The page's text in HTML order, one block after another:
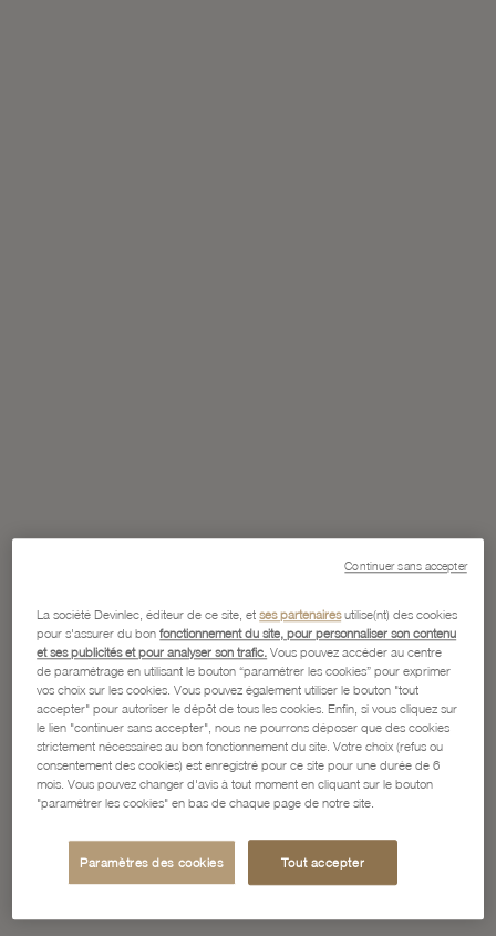
La société Devinlec, éditeur de ce site, etses partenairesutilise(nt) des cookies
pour s'assurer du bonfonctionnement du site, pour personnaliser son contenu
et ses publicités et pour analyser son trafic. Vous pouvez accéder au centre
de paramétrage en utilisant le bouton “paramétrer les cookies” pour exprimer
vos choix sur les cookies. Vous pouvez également utiliser le bouton "tout
accepter" pour autoriser le dépôt de tous les cookies. Enfin, si vous cliquez sur
le lien "continuer sans accepter", nous ne pourrons déposer que des cookies
strictement nécessaires au bon fonctionnement du site. Votre choix (refus ou
consentement des cookies) est enregistré pour ce site pour une durée de 6
mois. Vous pouvez changer d'avis à tout moment en cliquant sur le bouton
"paramétrer les cookies" en bas de chaque page de notre site.
Paramètres des cookies Tout accepter
Continuer sans accepter